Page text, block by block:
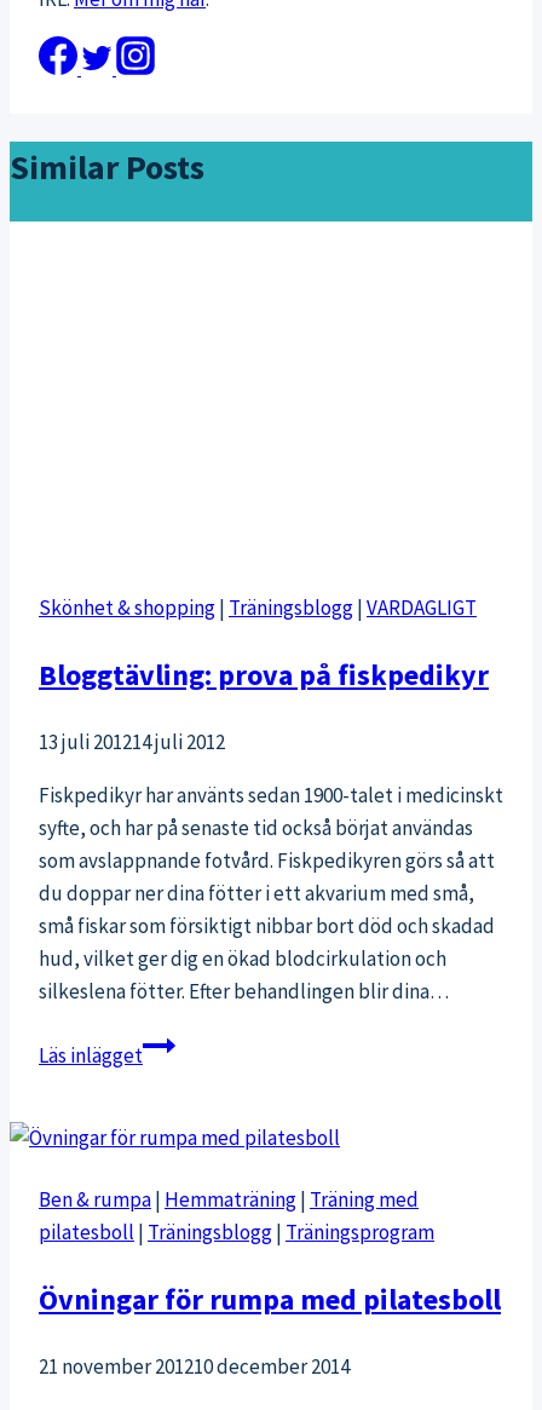
Similar Posts
Skönhet & shopping| Träningsblogg|VARDAGLIGT
Bloggtävling: prova på fiskpedikyr
13 juli 201214 juli 2012
Fiskpedikyr har använts sedan 1900-talet i medicinskt
syfte, och har på senaste tid också börjat användas
som avslappnande fotvård. Fiskpedikyren görs så att
du doppar ner dina fötter i ett akvarium med små,
små fiskar som försiktigt nibbar bort död och skadad
hud, vilket ger dig en ökad blodcirkulation och
silkeslena fötter. Efter behandlingen blir dina…
Läs inläggetBloggtävling:
fiskpedikyr
Ben & rumpa| Hemmaträning| Träning med
pilatesboll | Träningsblogg| Träningsprogram
Övningar för rumpa med pilatesboll
21 november 201210 december 2014